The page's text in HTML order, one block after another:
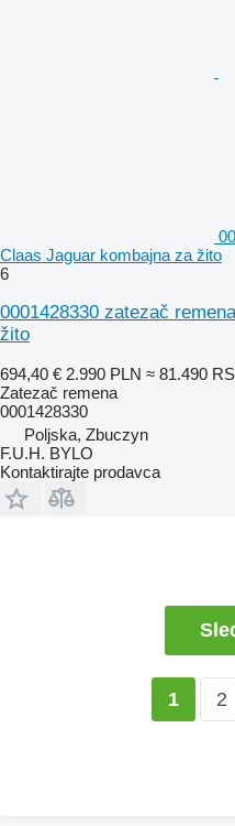
Claas Jaguar kombajna za žito
6
0001428330 zatezač
žito
694,40 € 2.990 PLN ≈ 81.490
Zatezač remena
0001428330
Poljska, Zbuczyn
F.U.H. BYLO
Kontaktirajte prodavca
1 2